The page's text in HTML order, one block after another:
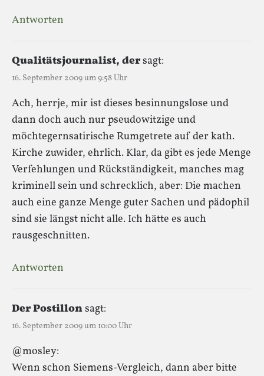
Antworten
Qualitätsjournalist, dersagt:
16. September 2009 um 9:58 Uhr
Ach, herrje, mir ist dieses besinnungslose und
dann doch auch nur pseudowitzige und
möchtegernsatirische Rumgetrete auf der kath.
Kirche zuwider, ehrlich. Klar, da gibt es jede Menge
Verfehlungen und Rückständigkeit, manches mag
kriminell sein und schrecklich, aber: Die machen
auch eine ganze Menge guter Sachen und pädophil
sind sie längst nicht alle. Ich hätte es auch
rausgeschnitten.
Antworten
Der Postillonsagt:
16. September 2009 um 10:00 Uhr
@mosley:
Wenn schon Siemens-Vergleich, dann aber bitte